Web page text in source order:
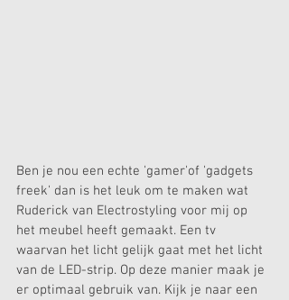
Ben je nou een echte 'gamer'of 'gadgets
freek' dan is het leuk om te maken wat
Ruderick van Electrostyling voor mij op
het meubel heeft gemaakt. Een tv
waarvan het licht gelijk gaat met het licht
van de LED-strip. Op deze manier maak je
er optimaal gebruik van. Kijk je naar een